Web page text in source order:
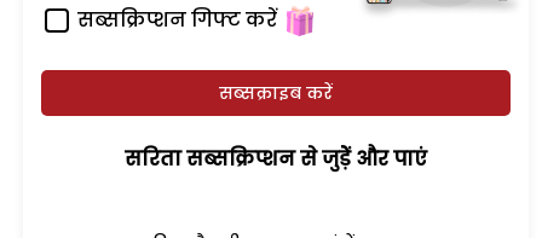
सब्सक्रिप्शन गिफ्ट करें
सब्सक्राइब करें
सरिता सब्सक्रिप्शन से जुड़ेें और पाएं